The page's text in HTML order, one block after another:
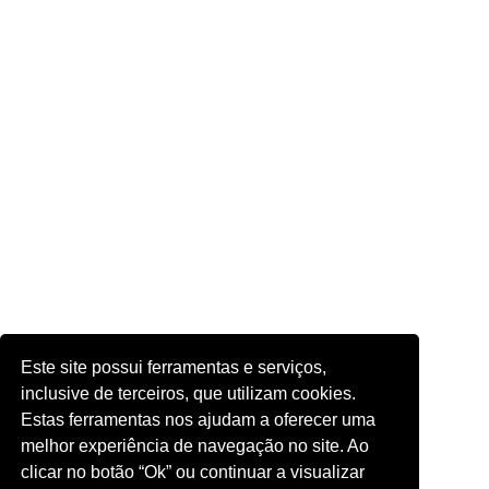
Este site possui ferramentas e serviços,
inclusive de terceiros, que utilizam cookies.
Estas ferramentas nos ajudam a oferecer uma
melhor experiência de navegação no site. Ao
clicar no botão “Ok” ou continuar a visualizar